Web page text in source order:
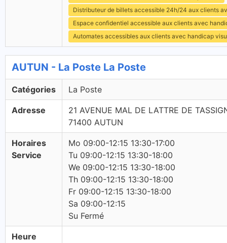
Distributeur de billets accessible 24h/24 aux clients
Espace confidentiel accessible aux clients avec
Automates accessibles aux clients avec handicap
AUTUN - La Poste La Poste
Catégories La Poste
Adresse
21 AVENUE MAL DE LATTRE DE
71400 AUTUN
Horaires
Service
Mo 09:00-12:15 13:30-17:00
Tu 09:00-12:15 13:30-18:00
We 09:00-12:15 13:30-18:00
Th 09:00-12:15 13:30-18:00
Fr 09:00-12:15 13:30-18:00
Sa 09:00-12:15
Su Fermé
Heure